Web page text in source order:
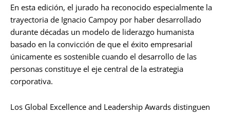
En esta edición, el jurado ha reconocido especialmente la
trayectoria de Ignacio Campoy por haber desarrollado
durante décadas un modelo de liderazgo humanista
basado en la convicción de que el éxito empresarial
únicamente es sostenible cuando el desarrollo de las
personas constituye el eje central de la estrategia
corporativa.
Los Global Excellence and Leadership Awards distinguen